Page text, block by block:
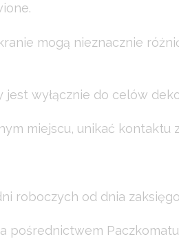
mogą nieznacznie
jest wyłącznie do celów
miejscu, unikać kontaktu
roboczych od dnia
pośrednictwem